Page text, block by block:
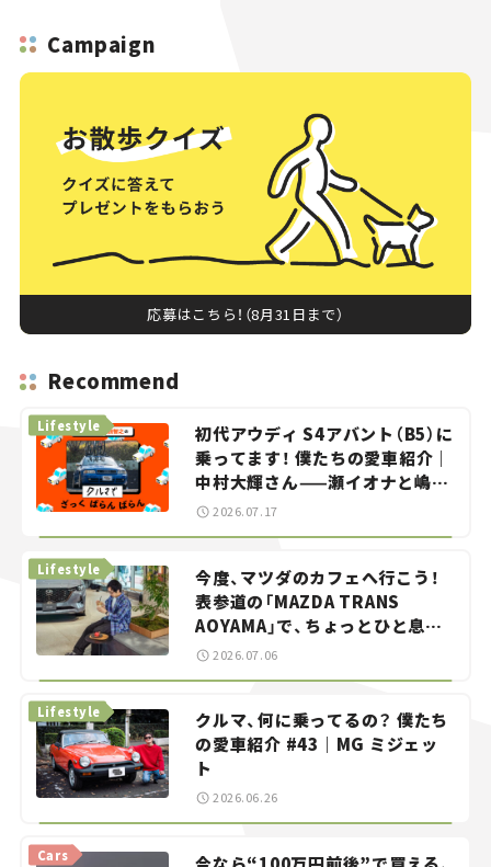
Campaign
応募はこちら！（8月31日まで）
Recommend
初代アウディ S4アバント（B5）に
乗ってます！ 僕たちの愛車紹介｜
中村大輝さん——瀬イオナと嶋田
智之の「クルマでざっくばらんば
らん！」＃20
Lifestyle
2026.07.17
今度、マツダのカフェへ行こう！
表参道の「MAZDA TRANS
AOYAMA」で、ちょっとひと息。
——連載｜CCGとクルマでどうす
Lifestyle
2026.07.06
クルマ、何に乗ってるの？ 僕たち
の愛車紹介 #43｜MG ミジェッ
ト
Lifestyle
2026.06.26
Cars